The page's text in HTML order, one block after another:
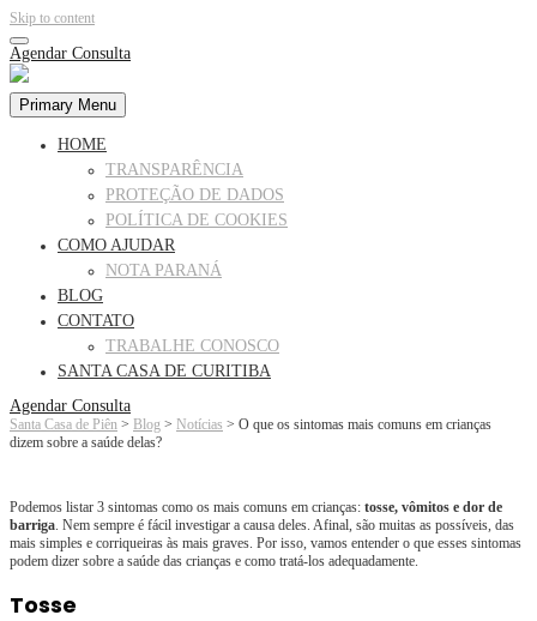
Skip to content
Agendar Consulta
Primary Menu
HOME
TRANSPARÊNCIA
PROTEÇÃO DE DADOS
POLÍTICA DE COOKIES
COMO AJUDAR
NOTA PARANÁ
BLOG
CONTATO
TRABALHE CONOSCO
SANTA CASA DE CURITIBA
Agendar Consulta
Santa Casa de Piên > Blog > Notícias > O que os sintomas mais comuns em crianças
dizem sobre a saúde delas?
Podemos listar 3 sintomas como os mais comuns em crianças: tosse, vômitos e dor de
barriga. Nem sempre é fácil investigar a causa deles. Afinal, são muitas as possíveis, das
mais simples e corriqueiras às mais graves. Por isso, vamos entender o que esses sintomas
podem dizer sobre a saúde das crianças e como tratá-los adequadamente.
Tosse